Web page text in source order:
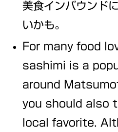
美食インバウンド
いかも。
For many food
sashimi is a
around
you should also
local favorite.